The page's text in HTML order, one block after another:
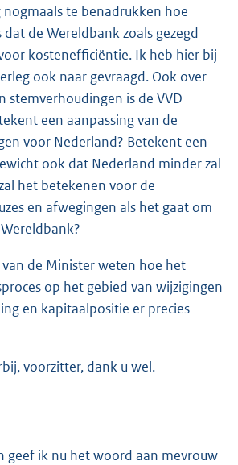
nogmaals te benadrukken hoe
de Wereldbank zoals gezegd
kostenefficiëntie. Ik heb hier bij
ook naar gevraagd. Ook over
stemverhoudingen is de VVD
een aanpassing van de
voor Nederland? Betekent een
ook dat Nederland minder zal
het betekenen voor de
en afwegingen als het gaat om
de Minister weten hoe het
op het gebied van wijzigingen
en kapitaalpositie er precies
voorzitter, dank u wel.
geef ik nu het woord aan mevrouw